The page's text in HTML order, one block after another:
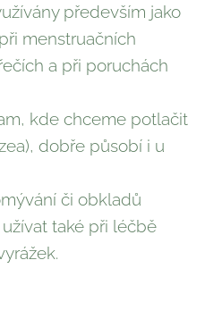
především jako
menstruačních
a při poruchách
kde chceme potlačit
dobře působí i u
či obkladů
také při léčbě